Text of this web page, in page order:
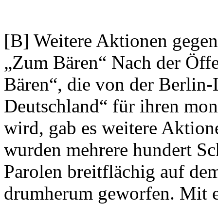
[B] Weitere Aktionen
„Zum Bären“ Nach der
Bären“, die von der
Deutschland“ für ihren
wird, gab es weitere
wurden mehrere hundert
Parolen breitflächig auf
drumherum geworfen. Mit